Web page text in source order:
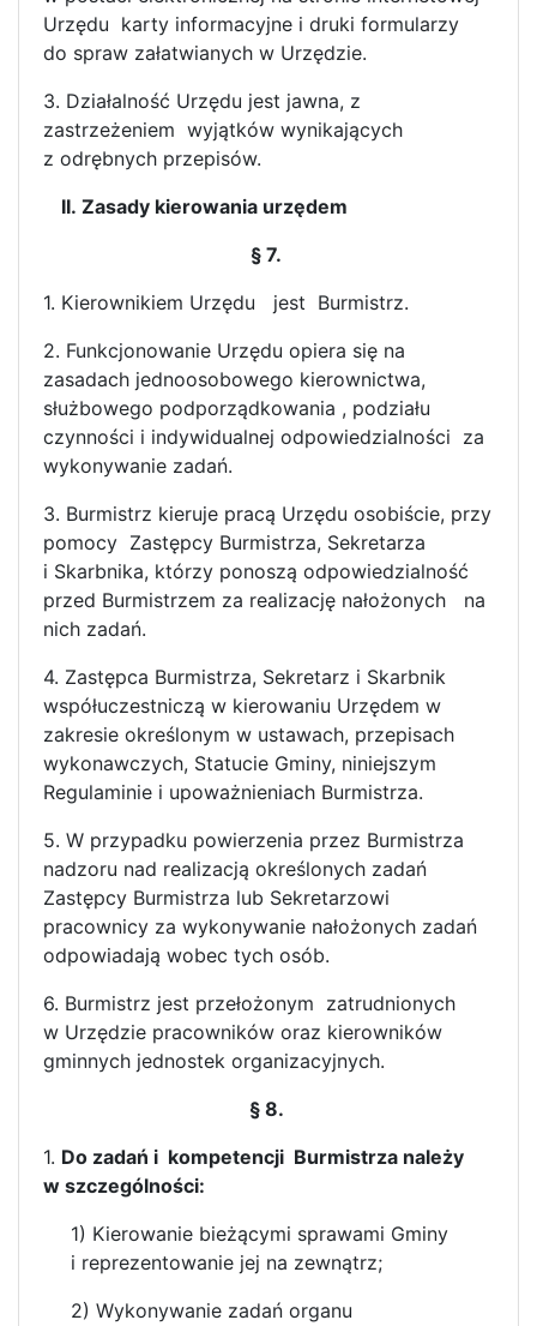
Urzędu karty informacyjne i druki formularzy
do spraw załatwianych w Urzędzie.
3. Działalność Urzędu jest jawna, z
zastrzeżeniem wyjątków wynikających
z odrębnych przepisów.
II. Zasady kierowania urzędem
§ 7.
1. Kierownikiem Urzędu jest Burmistrz.
2. Funkcjonowanie Urzędu opiera się na
zasadach jednoosobowego kierownictwa,
służbowego podporządkowania , podziału
czynności i indywidualnej odpowiedzialności za
wykonywanie zadań.
3. Burmistrz kieruje pracą Urzędu osobiście, przy
pomocy Zastępcy Burmistrza, Sekretarza
i Skarbnika, którzy ponoszą odpowiedzialność
przed Burmistrzem za realizację nałożonych na
nich zadań.
4. Zastępca Burmistrza, Sekretarz i Skarbnik
współuczestniczą w kierowaniu Urzędem w
zakresie określonym w ustawach, przepisach
wykonawczych, Statucie Gminy, niniejszym
Regulaminie i upoważnieniach Burmistrza.
5. W przypadku powierzenia przez Burmistrza
nadzoru nad realizacją określonych zadań
Zastępcy Burmistrza lub Sekretarzowi
pracownicy za wykonywanie nałożonych zadań
odpowiadają wobec tych osób.
6. Burmistrz jest przełożonym zatrudnionych
w Urzędzie pracowników oraz kierowników
gminnych jednostek organizacyjnych.
§ 8.
1. Do zadań i kompetencji Burmistrza należy
w szczególności:
1) Kierowanie bieżącymi sprawami Gminy
i reprezentowanie jej na zewnątrz;
2) Wykonywanie zadań organu